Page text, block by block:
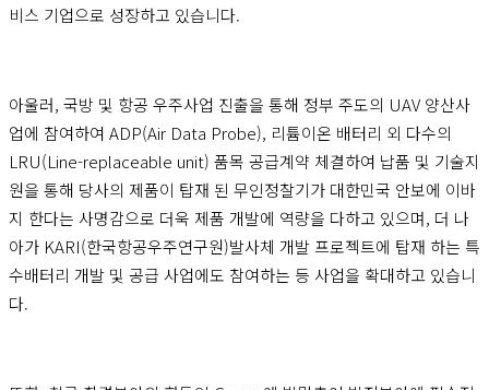
비스 기업으로 성장하고 있습니다.
아울러, 국방 및 항공 우주사업 진출을 통해 정부 주도의 UAV 양산사
업에 참여하여 ADP(Air Data Probe), 리튬이온 배터리 외 다수의
LRU(Line-replaceable unit) 품목 공급계약 체결하여 납품 및 기술지
원을 통해 당사의 제품이 탑재 된 무인정찰기가 대한민국 안보에 이바
지 한다는 사명감으로 더욱 제품 개발에 역량을 다하고 있으며, 더 나
아가 KARI(한국항공우주연구원)발사체 개발 프로젝트에 탑재 하는 특
수배터리 개발 및 공급 사업에도 참여하는 등 사업을 확대하고 있습니
다.